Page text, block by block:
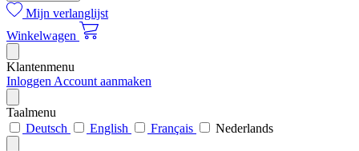
Mijn verlanglijst
Winkelwagen
Klantenmenu
Inloggen Account aanmaken
Taalmenu
Deutsch
English Français Nederlands